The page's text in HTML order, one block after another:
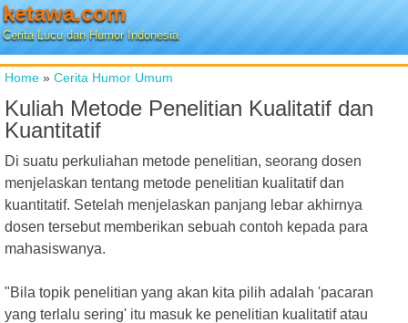
ketawa.com
Cerita Lucu dan Humor Indonesia
Home » Cerita Humor Umum
Kuliah Metode Penelitian Kualitatif dan
Kuantitatif
Di suatu perkuliahan metode penelitian, seorang dosen
menjelaskan tentang metode penelitian kualitatif dan
kuantitatif. Setelah menjelaskan panjang lebar akhirnya
dosen tersebut memberikan sebuah contoh kepada para
mahasiswanya.
"Bila topik penelitian yang akan kita pilih adalah 'pacaran
yang terlalu sering' itu masuk ke penelitian kualitatif atau